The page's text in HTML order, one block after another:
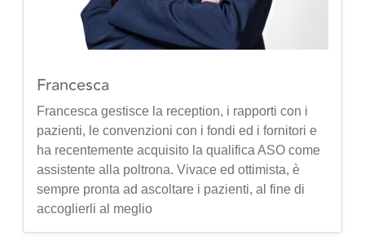
Francesca
Francesca gestisce la reception, i rapporti con i
pazienti, le convenzioni con i fondi ed i fornitori e
ha recentemente acquisito la qualifica ASO come
assistente alla poltrona. Vivace ed ottimista, è
sempre pronta ad ascoltare i pazienti, al fine di
accoglierli al meglio